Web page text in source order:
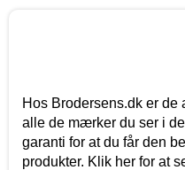
Hos Brodersens.dk er de
alle de mærker du ser i
garanti for at du får den
produkter. Klik her for at